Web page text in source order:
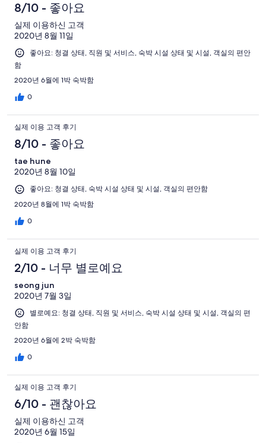
8/10 - 좋아요
실제 이용하신 고객
2020년 8월 11일
좋아요: 청결 상태, 직원 및 서비스, 숙박 시설 상태 및 시설, 객실의 편안
함
2020년 6월에 1박 숙박함
0
실제 이용 고객 후기
8/10 - 좋아요
tae hune
2020년 8월 10일
좋아요: 청결 상태, 숙박 시설 상태 및 시설, 객실의 편안함
2020년 8월에 1박 숙박함
0
실제 이용 고객 후기
2/10 - 너무 별로예요
seong jun
2020년 7월 3일
별로예요: 청결 상태, 직원 및 서비스, 숙박 시설 상태 및 시설, 객실의 편
안함
2020년 6월에 2박 숙박함
0
실제 이용 고객 후기
6/10 - 괜찮아요
실제 이용하신 고객
2020년 6월 15일